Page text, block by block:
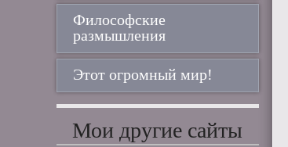
Философские
размышления
Этот огромный мир!
Мои другие сайты